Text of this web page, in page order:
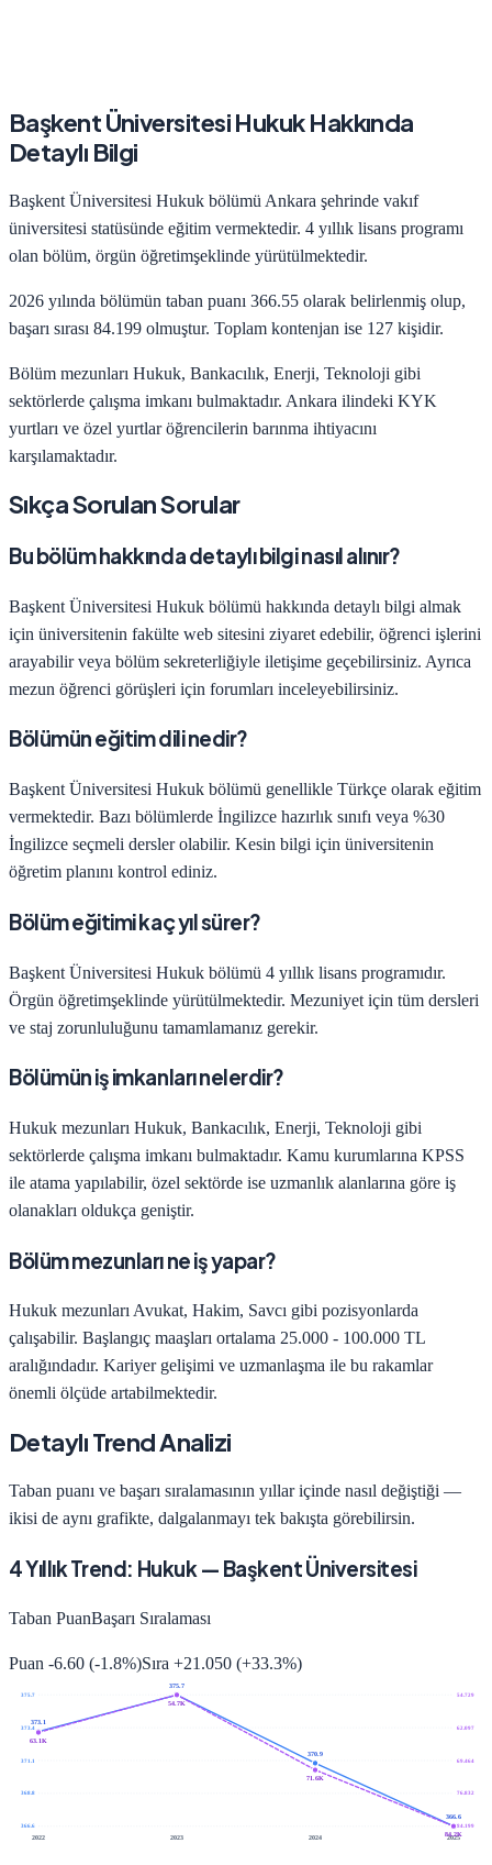
Başkent ÜniversitesiHukukHakkında
Detaylı Bilgi
Başkent Üniversitesi Hukuk bölümü Ankara şehrinde vakıf
üniversitesi statüsünde eğitim vermektedir. 4 yıllık lisans programı
olan bölüm, örgün öğretimşeklinde yürütülmektedir.
2026 yılında bölümün taban puanı 366.55 olarak belirlenmiş olup,
başarı sırası 84.199 olmuştur. Toplam kontenjan ise 127 kişidir.
Bölüm mezunları Hukuk, Bankacılık, Enerji, Teknoloji gibi
sektörlerde çalışma imkanı bulmaktadır. Ankara ilindeki KYK
yurtları ve özel yurtlar öğrencilerin barınma ihtiyacını
karşılamaktadır.
Sıkça Sorulan Sorular
Bu bölüm hakkında detaylı bilgi nasıl alınır?
Başkent Üniversitesi Hukuk bölümü hakkında detaylı bilgi almak
için üniversitenin fakülte web sitesini ziyaret edebilir, öğrenci işlerini
arayabilir veya bölüm sekreterliğiyle iletişime geçebilirsiniz. Ayrıca
mezun öğrenci görüşleri için forumları inceleyebilirsiniz.
Bölümün eğitim dili nedir?
Başkent Üniversitesi Hukuk bölümü genellikle Türkçe olarak eğitim
vermektedir. Bazı bölümlerde İngilizce hazırlık sınıfı veya %30
İngilizce seçmeli dersler olabilir. Kesin bilgi için üniversitenin
öğretim planını kontrol ediniz.
Bölüm eğitimi kaç yıl sürer?
Başkent Üniversitesi Hukuk bölümü 4 yıllık lisans programıdır.
Örgün öğretimşeklinde yürütülmektedir. Mezuniyet için tüm dersleri
ve staj zorunluluğunu tamamlamanız gerekir.
Bölümün iş imkanları nelerdir?
Hukuk mezunları Hukuk, Bankacılık, Enerji, Teknoloji gibi
sektörlerde çalışma imkanı bulmaktadır. Kamu kurumlarına KPSS
ile atama yapılabilir, özel sektörde ise uzmanlık alanlarına göre iş
olanakları oldukça geniştir.
Bölüm mezunları ne iş yapar?
Hukuk mezunlarıAvukat, Hakim, Savcı gibi pozisyonlarda
çalışabilir. Başlangıç maaşları ortalama 25.000 - 100.000 TL
aralığındadır. Kariyer gelişimi ve uzmanlaşma ile bu rakamlar
önemli ölçüde artabilmektedir.
Detaylı Trend Analizi
Taban puanı ve başarı sıralamasının yıllar içinde nasıl değiştiği —
ikisi de aynı grafikte, dalgalanmayı tek bakışta görebilirsin.
4Yıllık Trend: Hukuk— Başkent Üniversitesi
Taban PuanBaşarı Sıralaması
Puan -6.60 (-1.8%)Sıra +21.050 (+33.3%)
375.7 54.729
373.4 62.097
371.1 69.464
368.8 76.832
366.6
84.199
2022
2023 2024 2025
373.1
375.7
370.9
366.6
63.1K
54.7K
71.6K
84.2K